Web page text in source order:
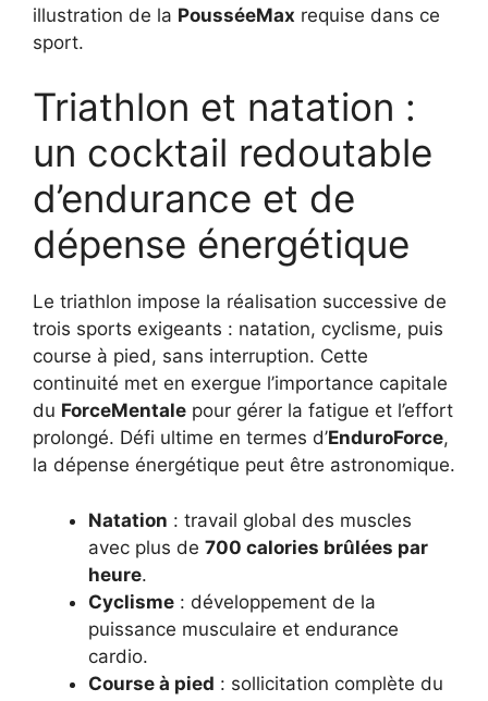
illustration de la PousséeMax requise dans ce
sport.
Triathlon et natation :
un cocktail redoutable
d’endurance et de
dépense énergétique
Le triathlon impose la réalisation successive de
trois sports exigeants : natation, cyclisme, puis
course à pied, sans interruption. Cette
continuité met en exergue l’importance capitale
du ForceMentale pour gérer la fatigue et l’effort
prolongé. Défi ultime en termes d’EnduroForce,
la dépense énergétique peut être astronomique.
Natation : travail global des muscles
avec plus de 700 calories brûlées par
heure.
Cyclisme : développement de la
puissance musculaire et endurance
cardio.
Course à pied : sollicitation complète du